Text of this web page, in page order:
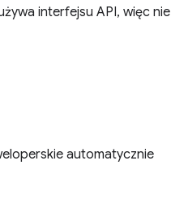
interfejsu API, więc nie
automatycznie